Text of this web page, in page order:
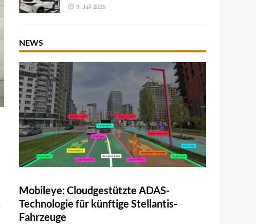
9. Juli 2026
NEWS
Mobileye: Cloudgestützte ADAS-
Technologie für künftige Stellantis-
Fahrzeuge